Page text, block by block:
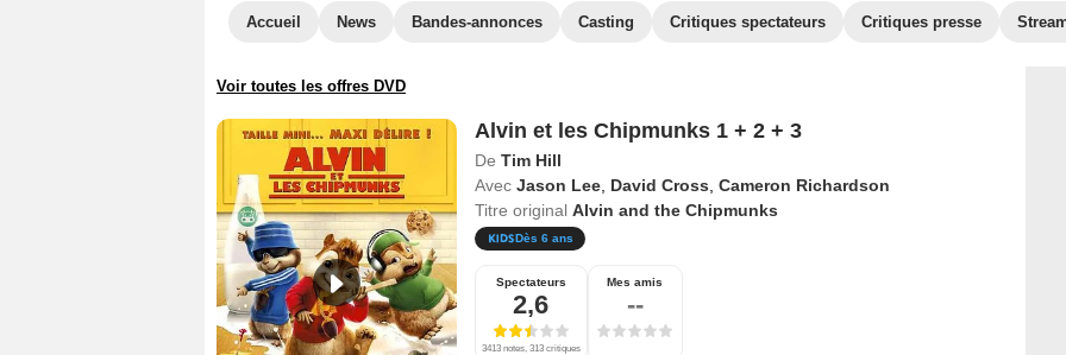
Accueil News Bandes-annonces Casting Critiques spectateurs Critiques presse
Voir toutes les offres DVD
Alvin et les Chipmunks 1 + 2 + 3
De Tim Hill
Avec Jason Lee, David Cross Cameron Richardson
Titre original Alvin and the Chipmunks
Dès 6 ans
Spectateurs
2,6
3413 notes, 313 critiques
Mes amis
--